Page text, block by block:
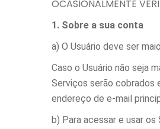
OCASIONALMENTE
1. Sobre a sua conta
a) O Usuário deve ser
Caso o Usuário não seja
Serviços serão cobrados
endereço de e-mail
b) Para acessar e usar